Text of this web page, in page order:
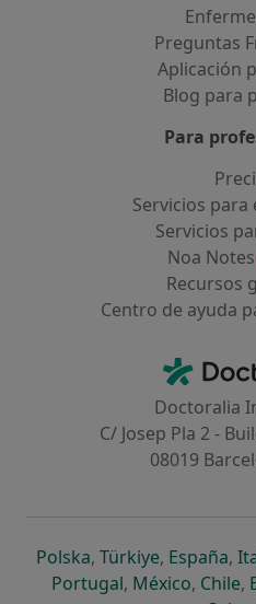
Preguntas
Aplicación
Blog para
Para
Servicios para
Servicios
Noa Notes
Recursos
Centro de ayuda
Doctoralia
C/ Josep Pla 2 -
08019
Polskase abre en una
, Türkiyese abre en
, Españase
,
Portugalse abre en una
, Méxicose
, Chile,